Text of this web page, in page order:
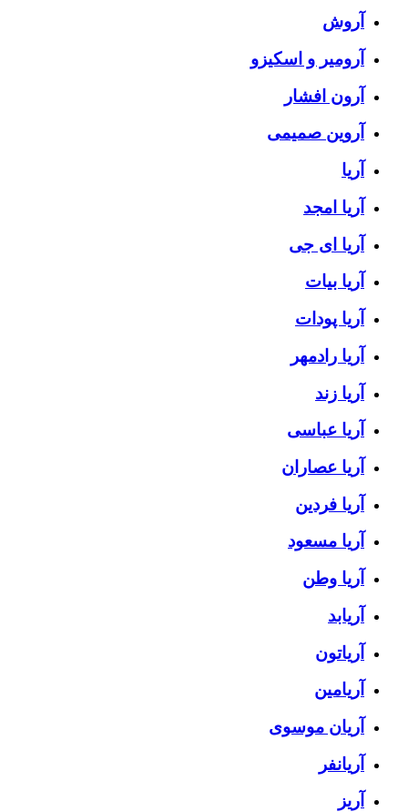
آروش
آرومیر و اسکیزو
آرون افشار
آروین صمیمی
آریا
آریا امجد
آریا ای جی
آریا بیات
آریا پودات
آریا رادمهر
آریا زند
آریا عباسی
آریا عصاران
آریا فردین
آریا مسعود
آریا وطن
آریابد
آریاتون
آریامین
آریان موسوی
آریانفر
آریز